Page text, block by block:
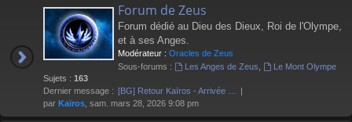
Forum de Zeus
Forum dédié au Dieu des Dieux, Roi de l'Olympe,
et à ses Anges.
Modérateur : Oracles de Zeus
Sous-forums :
Les Anges de Zeus
Le Mont Olympe
Sujets : 163
Dernier message : [BG] Retour Kaïros - Arrivée …
par Kaïros , sam. mars 28, 2026 9:08 pm